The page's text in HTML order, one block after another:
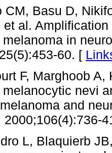
CM, Basu D,
al.
in
60. [
F, Marghoob
nevi
and
2000;106(4):736-
L, Blaquierb